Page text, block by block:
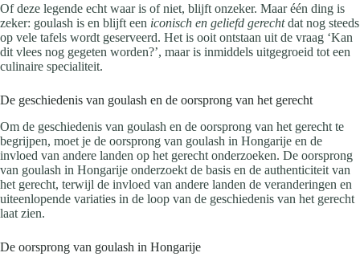
Of deze legende echt waar is of niet, blijft onzeker. Maar één ding is
zeker: goulash is en blijft een iconisch en geliefd gerechtdat nog steeds
op vele tafels wordt geserveerd. Het is ooit ontstaan uit de vraag ‘Kan
dit vlees nog gegeten worden?’, maar is inmiddels uitgegroeid tot een
culinaire specialiteit.
De geschiedenis van goulash en de oorsprong van het gerecht
Om de geschiedenis van goulash en de oorsprong van het gerecht te
begrijpen, moet je de oorsprong van goulash in Hongarije en de
invloed van andere landen op het gerecht onderzoeken. De oorsprong
van goulash in Hongarije onderzoekt de basis en de authenticiteit van
het gerecht, terwijl de invloed van andere landen de veranderingen en
uiteenlopende variaties in de loop van de geschiedenis van het gerecht
laat zien.
De oorsprong van goulash in Hongarije